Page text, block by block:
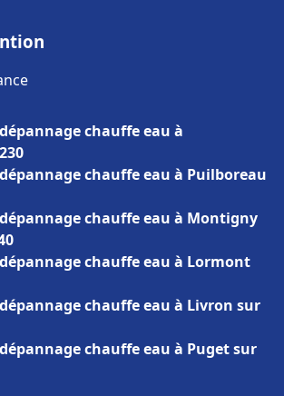
chauffe eau à
chauffe eau à Puilboreau
chauffe eau à Montigny
chauffe eau à Lormont
chauffe eau à Livron sur
chauffe eau à Puget sur